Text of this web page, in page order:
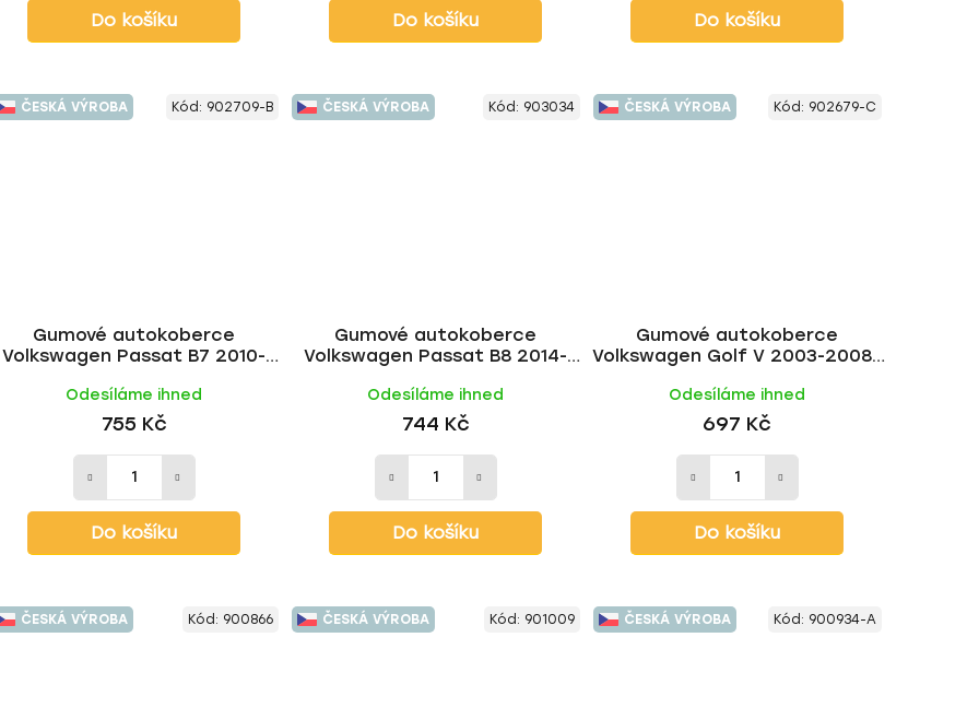
Do košíku Do košíku Do košíku
ČESKÁ VÝROBA
Gumové autokoberce
Volkswagen Passat B7 2010-
Odesíláme ihned
755 Kč
Do košíku
Kód: 902709-B ČESKÁ VÝROBA
Gumové autokoberce
Volkswagen Passat B8 2014-
Odesíláme ihned
744 Kč
Do košíku
Kód: 903034 ČESKÁ VÝROBA
Gumové autokoberce
Volkswagen Golf V 2003-2008 |
Odesíláme ihned
697 Kč
Do košíku
Kód: 902679-C
ČESKÁ VÝROBA Kód: 900866 ČESKÁ VÝROBA Kód: 901009 ČESKÁ VÝROBA Kód: 900934-A